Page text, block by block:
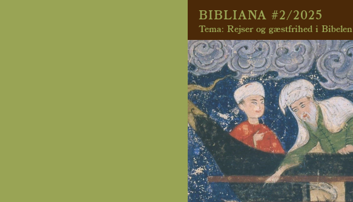
BIBLIANA #2/2025
Tema: Rejser og gæstfrihed i Bibelen